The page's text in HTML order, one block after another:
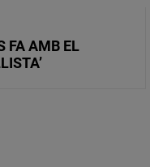
FA AMB EL